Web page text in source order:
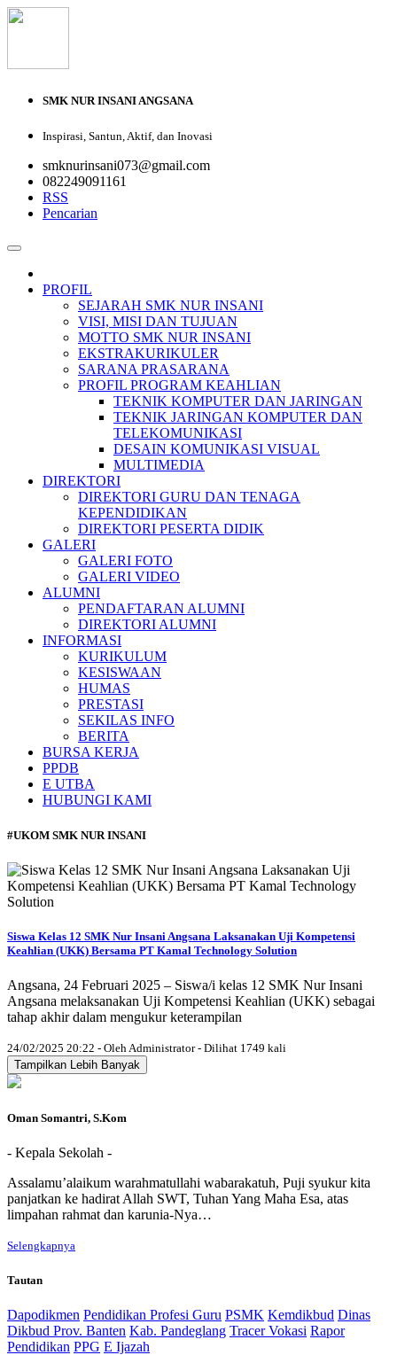
SMK NUR INSANI ANGSANA
Inspirasi, Santun, Aktif, dan Inovasi
smknurinsani073@gmail.com
082249091161
RSS
Pencarian
PROFIL
SEJARAH SMK NUR INSANI
VISI, MISI DAN TUJUAN
MOTTO SMK NUR INSANI
EKSTRAKURIKULER
SARANA PRASARANA
PROFIL PROGRAM KEAHLIAN
TEKNIK KOMPUTER DAN JARINGAN
TEKNIK JARINGAN KOMPUTER DAN
TELEKOMUNIKASI
DESAIN KOMUNIKASI VISUAL
MULTIMEDIA
DIREKTORI
DIREKTORI GURU DAN TENAGA
KEPENDIDIKAN
DIREKTORI PESERTA DIDIK
GALERI
GALERI FOTO
GALERI VIDEO
ALUMNI
PENDAFTARAN ALUMNI
DIREKTORI ALUMNI
INFORMASI
KURIKULUM
KESISWAAN
HUMAS
PRESTASI
SEKILAS INFO
BERITA
BURSA KERJA
PPDB
E UTBA
HUBUNGI KAMI
#UKOM SMK NUR INSANI
Siswa Kelas 12 SMK Nur Insani Angsana Laksanakan Uji Kompetensi
Keahlian (UKK) Bersama PT Kamal Technology Solution
Angsana, 24 Februari 2025 – Siswa/i kelas 12 SMK Nur Insani
Angsana melaksanakan Uji Kompetensi Keahlian (UKK) sebagai
tahap akhir dalam mengukur keterampilan
24/02/2025 20:22 - Oleh Administrator - Dilihat 1749 kali
Tampilkan Lebih Banyak
Oman Somantri, S.Kom
- Kepala Sekolah -
Assalamu’alaikum warahmatullahi wabarakatuh, Puji syukur kita
panjatkan ke hadirat Allah SWT, Tuhan Yang Maha Esa, atas
limpahan rahmat dan karunia-Nya…
Selengkapnya
Tautan
Dapodikmen Pendidikan Profesi Guru PSMK Kemdikbud Dinas
Dikbud Prov. Banten Kab. Pandeglang Tracer Vokasi Rapor
Pendidikan PPG E Ijazah